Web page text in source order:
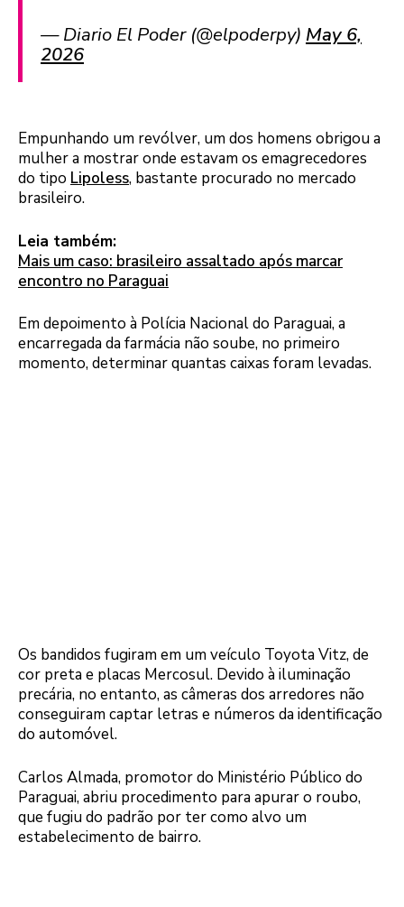
— Diario El Poder (@elpoderpy) May 6,
2026
Empunhando um revólver, um dos homens obrigou a
mulher a mostrar onde estavam os emagrecedores
do tipo Lipoless, bastante procurado no mercado
brasileiro.
Leia também:
Mais um caso: brasileiro assaltado após marcar
encontro no Paraguai
Em depoimento à Polícia Nacional do Paraguai, a
encarregada da farmácia não soube, no primeiro
momento, determinar quantas caixas foram levadas.
Os bandidos fugiram em um veículo Toyota Vitz, de
cor preta e placas Mercosul. Devido à iluminação
precária, no entanto, as câmeras dos arredores não
conseguiram captar letras e números da identificação
do automóvel.
Carlos Almada, promotor do Ministério Público do
Paraguai, abriu procedimento para apurar o roubo,
que fugiu do padrão por ter como alvo um
estabelecimento de bairro.